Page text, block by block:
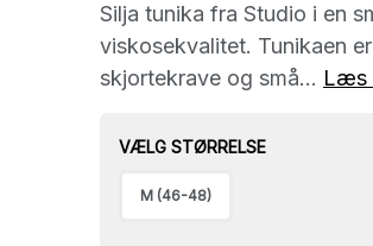
Silja tunika fra Studio i en
viskosekvalitet. Tunikaen
skjortekrave og små... Læs
VÆLG STØRRELSE
M (46-48)